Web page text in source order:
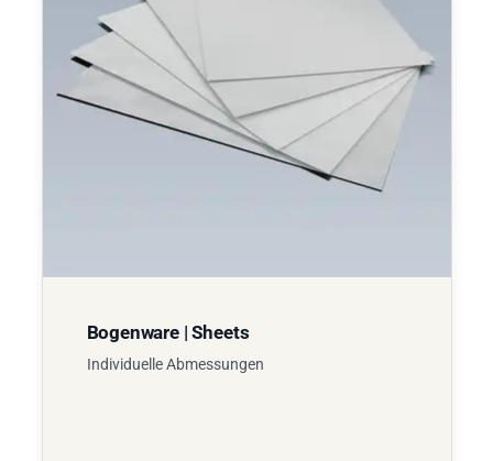
Bogenware | Sheets
Individuelle Abmessungen